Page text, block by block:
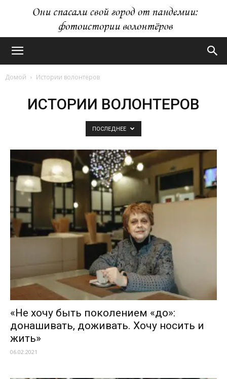
Домой Истории волонтеров
ИСТОРИИ ВОЛОНТЕРОВ
ПОСЛЕДНЕЕ
«Не хочу быть поколением «до»:
донашивать, доживать. Хочу носить и
жить»
06.02.2021